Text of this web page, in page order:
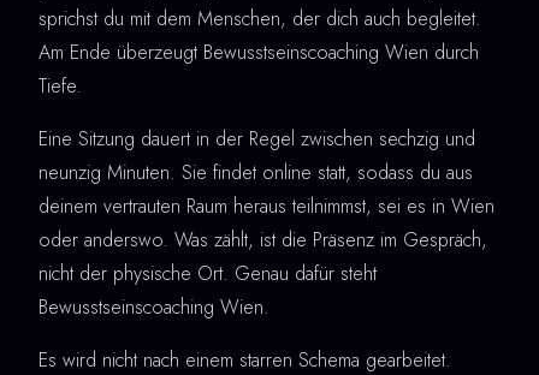
sprichst du mit dem Menschen, der dich auch begleitet.
Am Ende überzeugt Bewusstseinscoaching Wien durch
Tiefe.
Eine Sitzung dauert in der Regel zwischen sechzig und
neunzig Minuten. Sie findet online statt, sodass du aus
deinem vertrauten Raum heraus teilnimmst, sei es in Wien
oder anderswo. Was zählt, ist die Präsenz im Gespräch,
nicht der physische Ort. Genau dafür steht
Bewusstseinscoaching Wien.
Es wird nicht nach einem starren Schema gearbeitet.